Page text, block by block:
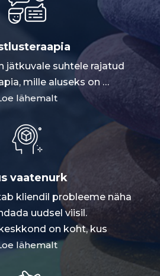
jätkuvale suhtele rajatud
mille aluseks on …
lähemalt
vaatenurk
kliendil probleeme näha
uudsel viisil.
on koht, kus
lähemalt